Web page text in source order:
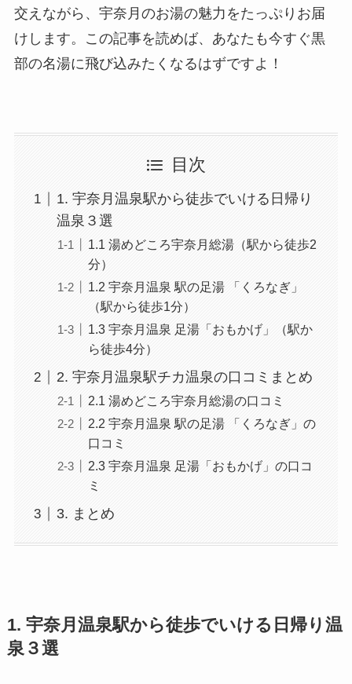
交えながら、宇奈月のお湯の魅力をたっぷりお届
けします。この記事を読めば、あなたも今すぐ黒
部の名湯に飛び込みたくなるはずですよ！
目次
1. 宇奈月温泉駅から徒歩でいける日帰り
温泉３選
1.1 湯めどころ宇奈月総湯（駅から徒歩2
分）
1.2 宇奈月温泉 駅の足湯 「くろなぎ」
（駅から徒歩1分）
1.3 宇奈月温泉 足湯「おもかげ」（駅か
ら徒歩4分）
2. 宇奈月温泉駅チカ温泉の口コミまとめ
2.1 湯めどころ宇奈月総湯の口コミ
2.2 宇奈月温泉 駅の足湯 「くろなぎ」の
口コミ
2.3 宇奈月温泉 足湯「おもかげ」の口コ
ミ
3. まとめ
1. 宇奈月温泉駅から徒歩でいける日帰り温
泉３選